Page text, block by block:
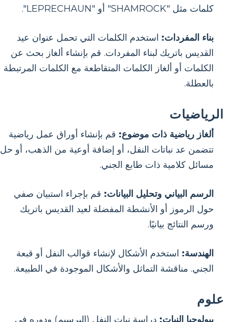
كلمات مثل "SHAMROCK" أو "LEPRECHAUN".
بناء المفردات: استخدم الكلمات التي تحمل عنوان عيد
القديس باتريك لبناء المفردات. قم بإنشاء ألغاز بحث عن
الكلمات أو ألغاز الكلمات المتقاطعة مع الكلمات المرتبطة
بالعطلة.
الرياضيات
ألغاز رياضية ذات موضوع: قم بإنشاء أوراق عمل رياضية
تتضمن عد نباتات النفل، أو إضافة أوعية من الذهب، أو حل
مسائل كلامية ذات طابع الجني.
الرسم البياني وتحليل البيانات: قم بإجراء استبيان صفي
حول الرموز أو الأنشطة المفضلة لعيد القديس باتريك
ورسم النتائج بيانيًا.
الهندسة: استخدم الأشكال لإنشاء قوالب النفل أو قبعة
الجني. مناقشة التماثل والأشكال الموجودة في الطبيعة.
علوم
بيولوجيا النبات: دراسة نبات النفل (البرسيم) ودوره في